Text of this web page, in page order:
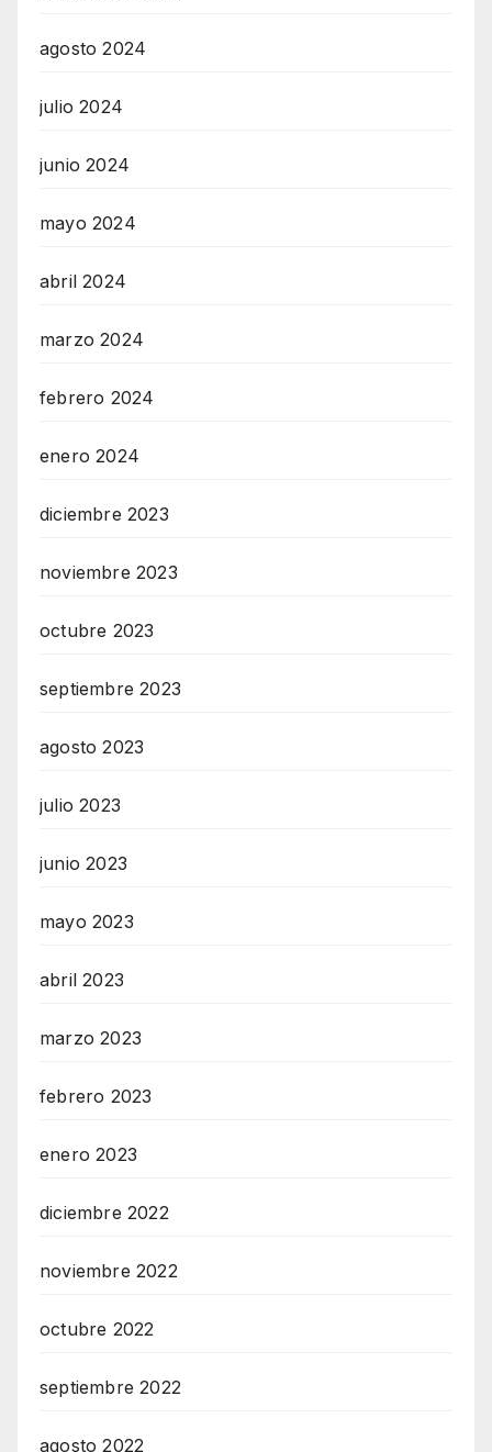
agosto 2024
julio 2024
junio 2024
mayo 2024
abril 2024
marzo 2024
febrero 2024
enero 2024
diciembre 2023
noviembre 2023
octubre 2023
septiembre 2023
agosto 2023
julio 2023
junio 2023
mayo 2023
abril 2023
marzo 2023
febrero 2023
enero 2023
diciembre 2022
noviembre 2022
octubre 2022
septiembre 2022
agosto 2022